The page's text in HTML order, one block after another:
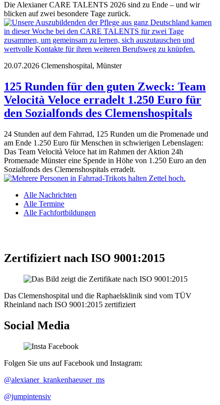
Die Alexianer CARE TALENTS 2026 sind zu Ende – und wir
blicken auf zwei besondere Tage zurück.
20.07.2026 Clemenshospital, Münster
125 Runden für den guten Zweck: Team
Velocità Veloce erradelt 1.250 Euro für
den Sozialfonds des Clemenshospitals
24 Stunden auf dem Fahrrad, 125 Runden um die Promenade und
am Ende 1.250 Euro für Menschen in schwierigen Lebenslagen:
Das Team Velocità Veloce hat im Rahmen der Aktion 24h
Promenade Münster eine Spende in Höhe von 1.250 Euro an den
Sozialfonds des Clemenshospitals erradelt.
Alle Nachrichten
Alle Termine
Alle Fachfortbildungen
Zertifiziert nach ISO 9001:2015
Das Clemenshospital und die Raphaelsklinik sind vom TÜV
Rheinland nach ISO 9001:2015 zertifiziert
Social Media
Folgen Sie uns auf Facebook und Instagram:
@alexianer_krankenhaeuser_ms
@jumpintensiv